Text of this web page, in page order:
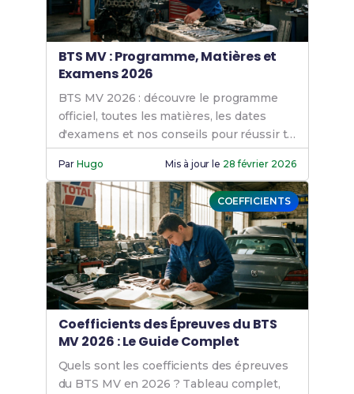
BTS MV : Programme, Matières et
Examens 2026
BTS MV 2026 : découvre le programme
officiel, toutes les matières, les dates
d'examens et nos conseils pour réussir ta
formation en maintenance des véhicules.
ParHugo Mis à jour le 28 février 2026
COEFFICIENTS
Coefficients des Épreuves du BTS
MV 2026 : Le Guide Complet
Quels sont les coefficients des épreuves
du BTS MV en 2026 ? Tableau complet,